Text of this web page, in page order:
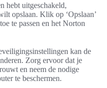
hebt uitgeschakeld,
opslaan. Klik op ‘Opslaan’
te passen en het Norton
kan de
Zorg ervoor dat je
en neem de nodige
te beschermen.